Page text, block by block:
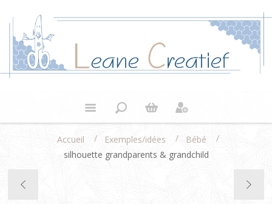
Accueil / Exemples/idées / Bébé
/
silhouette grandparents & grandchild